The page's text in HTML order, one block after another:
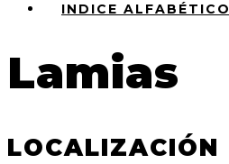
INDICE ALFABÉTICO
Lamias
LOCALIZACIÓN